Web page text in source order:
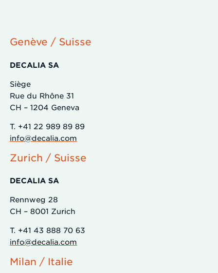
Genève / Suisse
DECALIA SA
Siège
Rue du Rhône 31
CH – 1204 Geneva
T. +41 22 989 89 89
info@decalia.com
Zurich / Suisse
DECALIA SA
Rennweg 28
CH – 8001 Zurich
T. +41 43 888 70 63
info@decalia.com
Milan / Italie